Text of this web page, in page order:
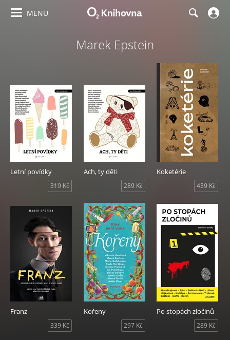
MENU
Marek Epstein
Letní povídky
319 Kč
Ach, ty děti
289 Kč
Koketérie
439 Kč
Franz
339 Kč
Kořeny
297 Kč
Po stopách zločinů
289 Kč